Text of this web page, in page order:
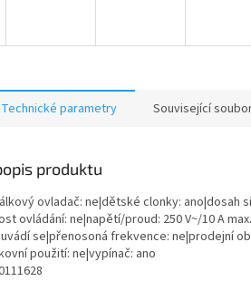
Technické parametry Související
produktu
ovladač: ne|dětské clonky: ano|dosah
ovládání: ne|napětí/proud: 250 V~/10 A
se|přenosoná frekvence: ne|prodejní
použití: ne|vypínač: ano